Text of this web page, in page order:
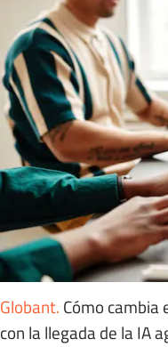
Globant. Cómo
con la llegada de la IA